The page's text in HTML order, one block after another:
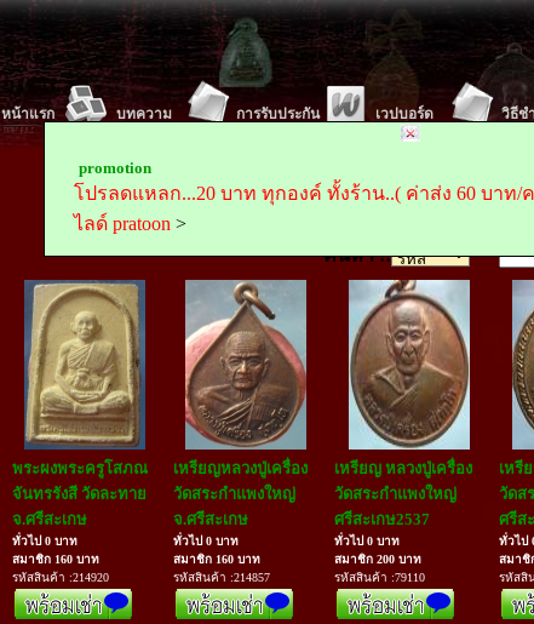
promotion
โปรลดแหลก...20 บาท ทุกองค์ ทั้งร้าน..( ค่าส่ง 60 บาท/
ไลด์ pratoon >
หน้าแรก บทความ การรับประกัน เวปบอร์ด วิธีช
ตั้งค่า พระถูกถูกดอทคอม(www.prathookthook.com)เป็นห
ค้นหา ::
พระผงพระครูโสภณ
จันทรรังสี วัดละทาย
จ.ศรีสะเกษ
ทั่วไป 0 บาท
สมาชิก 160 บาท
รหัสสินค้า :214920
เหรียญหลวงปู่เครื่อง
วัดสระกำแพงใหญ่
จ.ศรีสะเกษ
ทั่วไป 0 บาท
สมาชิก 160 บาท
รหัสสินค้า :214857
เหรียญ หลวงปู่เครื่อง
วัดสระกำแพงใหญ่
ศรีสะเกษ2537
ทั่วไป 0 บาท
สมาชิก 200 บาท
รหัสสินค้า :79110
เหรี
วัดส
ศรีส
ทั่วไป
สมาชิ
รหัสสิ